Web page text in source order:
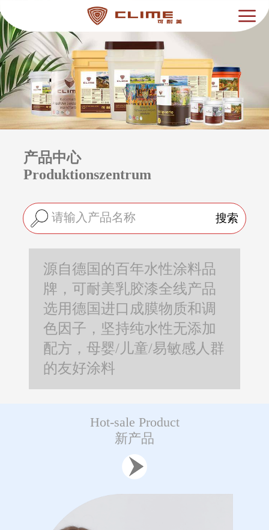
产品中心
Produktionszentrum
搜索
源自德国的百年水性涂料品
牌，可耐美乳胶漆全线产品
选用德国进口成膜物质和调
色因子，坚持纯水性无添加
配方，母婴/儿童/易敏感人群
的友好涂料
Hot-sale Product
新产品